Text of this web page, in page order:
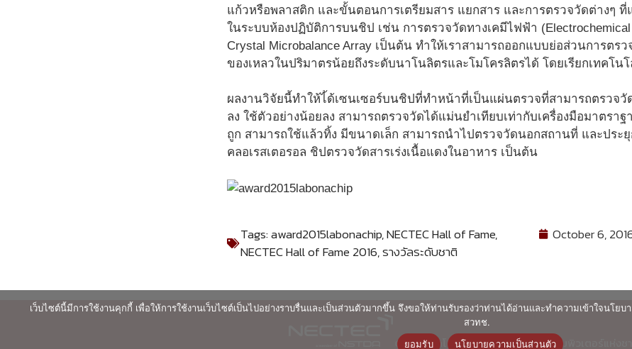
แก้วหรือพลาสติก และขั้นตอนการเตรียมสาร แยกสาร และการตรวจวัดต่างๆ
ในระบบห้องปฏิบัติการบนชิป เช่น การตรวจวัดทางเคมีไฟฟ้า
Crystal Microbalance Array เป็นต้น ทำให้เราสามารถออกแบบย่อส่วนการตร
ของเหลวในปริมาตรน้อยถึงระดับนาโนลิตรและโมโครลิตรได้ โดยเรียกเทคโน
ผลงานวิจัยนี้ทำให้ไ้ด้เซนเซอร์บนชิปที่ทำหน้าที่เป็นแผ่นตรวจที่สามารถตรวจวั
ลง ใช้ตัวอย่างน้อยลง สามารถตรวจวัดได้แม่นยำเทียบเท่ากับเครื่องมือมาตรา
ถูก สามารถใช้แล้วทิ้ง มีขนาดเล็ก สามารถนำไปตรวจวัดนอกสถานที่ และประ
คลอเรสเตอรอล ชิปตรวจวัดสารเร่งเนื้อแดงในอาหาร เป็นต้น
Tags:award2015labonachip,NECTEC Hall of Fame,
NECTEC Hall of Fame 2016,รางวัลระดับชาติ
October 6,
© ศูนย์เทคโนโลยีอิเล็กทรอนิกส์และคอมพิวเตอร์แห่งชา
เว็บไซต์นี้มีการใช้งานคุกกี้ เพื่อให้การใช้งานเว็บไซต์เป็นไปอย่างราบรื่นและเป็นส่วนตัวมากขึ้น จึงขอให้ท่านรับรองว่าท่านได้อ่านและทำความเข้าใจนโ
สวทช.
ยอมรับ
นโยบายความเป็นส่วนตัว